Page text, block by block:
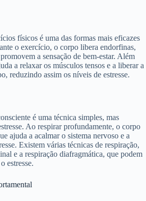
físicos é uma das formas mais eficazes
o exercício, o corpo libera endorfinas,
a sensação de bem-estar. Além
a relaxar os músculos tensos e a liberar a
reduzindo assim os níveis de estresse.
é uma técnica simples, mas
Ao respirar profundamente, o corpo
ajuda a acalmar o sistema nervoso e a
Existem várias técnicas de respiração,
e a respiração diafragmática, que podem
estresse.